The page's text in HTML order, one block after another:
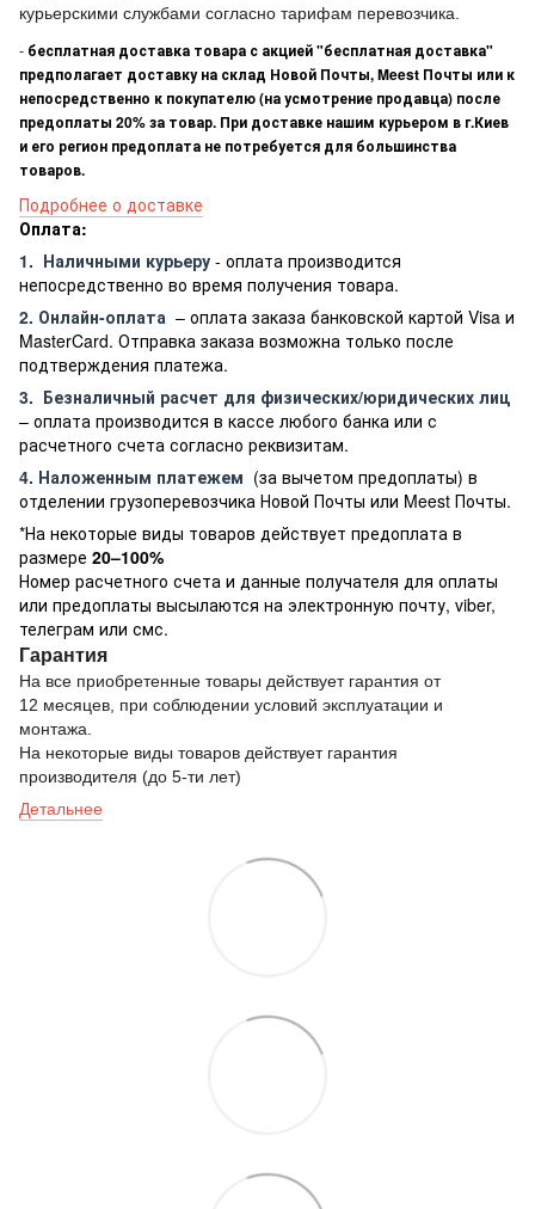
курьерскими службами согласно тарифам перевозчика.
- бесплатная доставка товара с акцией "бесплатная доставка"
предполагает доставку на склад Новой Почты, Meest Почты или к
непосредственно к покупателю (на усмотрение продавца) после
предоплаты 20% за товар. При доставке нашим курьером в г.Киев
и его регион предоплата не потребуется для большинства
товаров.
Подробнее о доставке
Оплата:
1. Наличными курьеру - оплата производится
непосредственно во время получения товара.
2. Онлайн-оплата – оплата заказа банковской картой Visa и
MasterCard. Отправка заказа возможна только после
подтверждения платежа.
3. Безналичный расчет для физических/юридических лиц
– оплата производится в кассе любого банка или с
расчетного счета согласно реквизитам.
4. Наложенным платежем (за вычетом предоплаты) в
отделении грузоперевозчика Новой Почты или Meest Почты.
*На некоторые виды товаров действует предоплата в
размере 20–100%
Номер расчетного счета и данные получателя для оплаты
или предоплаты высылаются на электронную почту, viber,
телеграм или смс.
Гарантия
На все приобретенные товары действует гарантия от
12 месяцев, при соблюдении условий эксплуатации и
монтажа.
На некоторые виды товаров действует гарантия
производителя (до 5-ти лет)
Детальнее